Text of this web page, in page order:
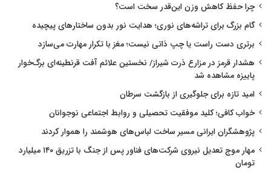
چرا حفظ کاهش وزن این‌قدر سخت است؟
گام بزرگ برای تراشه‌های نوری؛ هدایت نور بدون ساختارهای پیچیده
برتری دست راست یا چپ ذاتی نیست؛ مغز با تکرار مهارت می‌سازد
هشدار قرمز در مزارع ذرت شیراز/ نخستین علائم آفت قرنطینه‌ای برگ‌خوار
پاییزه مشاهده شد
امید تازه برای جلوگیری از بازگشت سرطان
خواب کافی؛ کلید موفقیت تحصیلی و روابط اجتماعی نوجوانان
پژوهشگران ایرانی مسیر ساخت لباس‌های هوشمند را هموار کردند
مهار موج تعدیل نیروی شرکت‌های فناور پس از جنگ با تزریق ۱۴۰ میلیارد
تومان